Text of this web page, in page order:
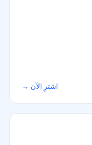
اشترِ الآن →